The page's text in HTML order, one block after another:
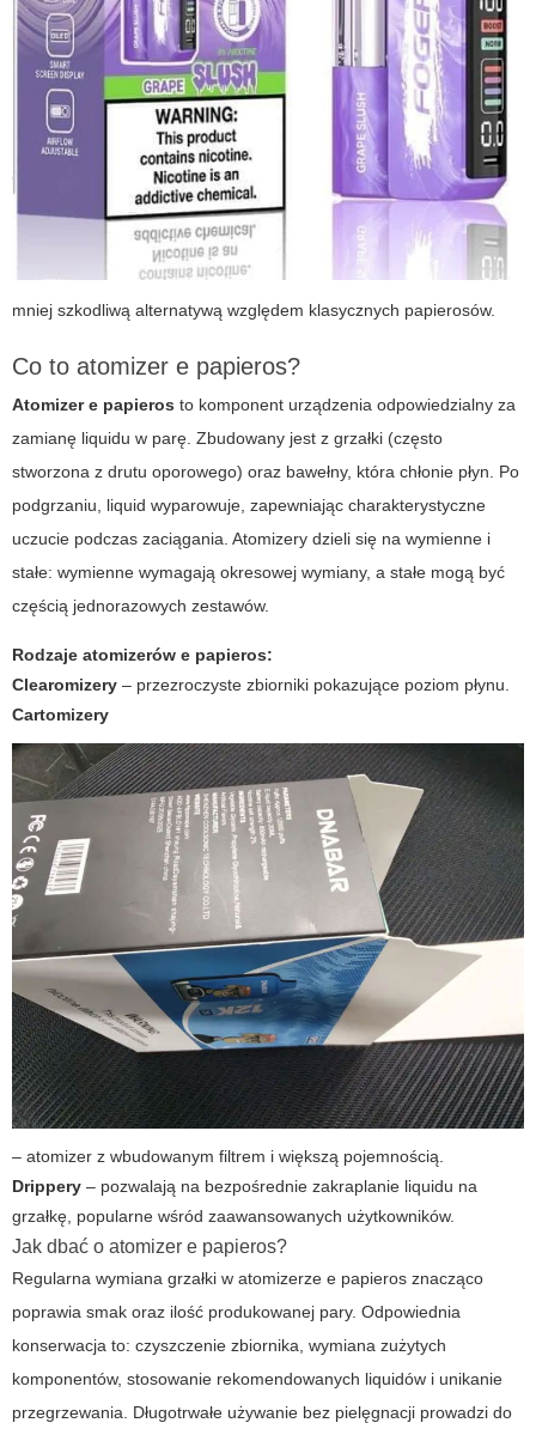
mniej szkodliwą alternatywą względem klasycznych papierosów.
Co to atomizer e papieros?
Atomizer e papieros to komponent urządzenia odpowiedzialny za
zamianę liquidu w parę. Zbudowany jest z grzałki (często
stworzona z drutu oporowego) oraz bawełny, która chłonie płyn. Po
podgrzaniu, liquid wyparowuje, zapewniając charakterystyczne
uczucie podczas zaciągania. Atomizery dzieli się na wymienne i
stałe: wymienne wymagają okresowej wymiany, a stałe mogą być
częścią jednorazowych zestawów.
Rodzaje atomizerów e papieros:
Clearomizery – przezroczyste zbiorniki pokazujące poziom płynu.
Cartomizery
– atomizer z wbudowanym filtrem i większą pojemnością.
Drippery – pozwalają na bezpośrednie zakraplanie liquidu na
grzałkę, popularne wśród zaawansowanych użytkowników.
Jak dbać o atomizer e papieros?
Regularna wymiana grzałki w atomizerze e papieros znacząco
poprawia smak oraz ilość produkowanej pary. Odpowiednia
konserwacja to: czyszczenie zbiornika, wymiana zużytych
komponentów, stosowanie rekomendowanych liquidów i unikanie
przegrzewania. Długotrwałe używanie bez pielęgnacji prowadzi do